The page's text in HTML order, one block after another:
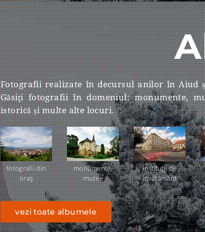
Fotografii realizate în decursul anilor în
Găsiţi fotografii în domeniul: monumente,
istorică și multe alte locuri.
fotografii din
oraş
monumente,
muzee
instituţii de
învăţământ
vezi toate albumele